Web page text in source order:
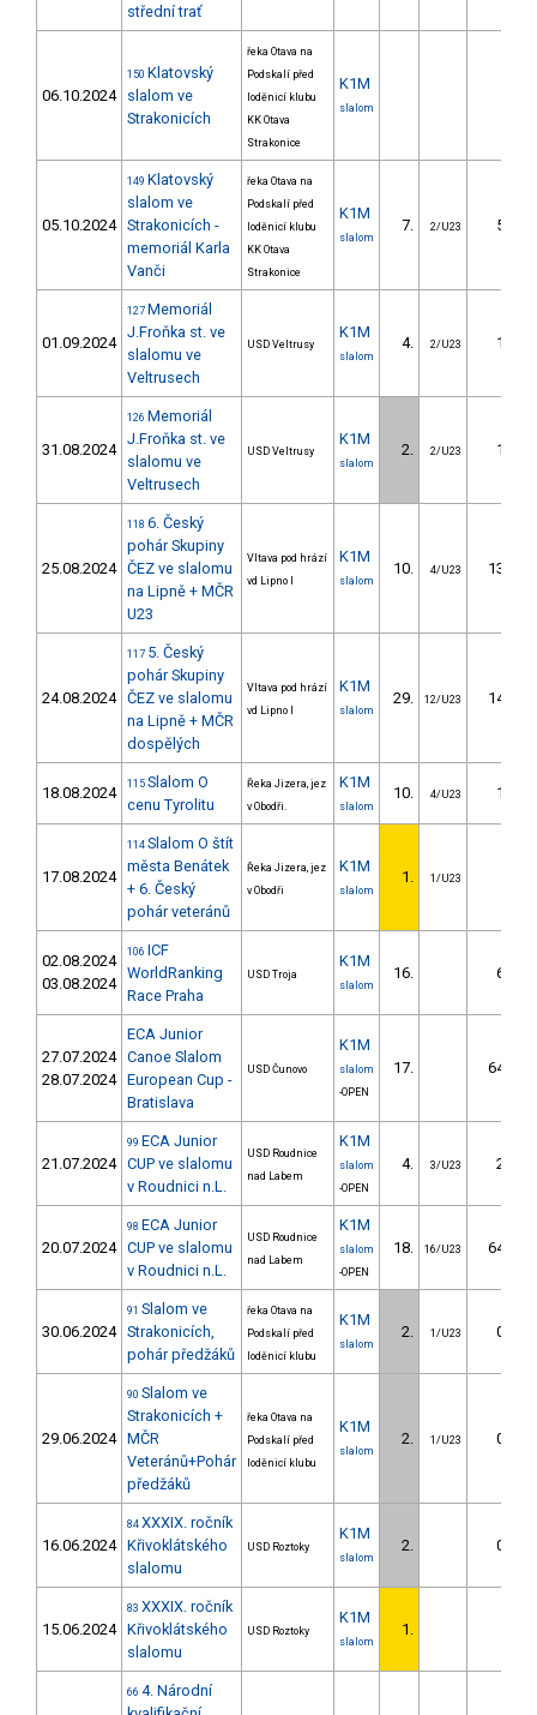
střední trať
06.10.2024
150 Klatovský
slalom ve
Strakonicích
řeka Otava na
Podskalí před
loděnicí klubu
KK Otava
Strakonice
K1M
slalom
05.10.2024
149 Klatovský
slalom ve
Strakonicích -
memoriál Karla
Vanči
řeka Otava na
Podskalí před
loděnicí klubu
KK Otava
Strakonice
K1M
slalom
7. 2/U23 5.06
01.09.2024
127 Memoriál
J.Froňka st. ve
slalomu ve
Veltrusech
USD Veltrusy
K1M
slalom
4. 2/U23 1.66
31.08.2024
126 Memoriál
J.Froňka st. ve
slalomu ve
Veltrusech
USD Veltrusy
K1M
slalom
2. 2/U23 1.00
25.08.2024
118 6. Český
pohár Skupiny
ČEZ ve slalomu
na Lipně + MČR
U23
Vltava pod hrází
vd Lipno I
K1M
slalom
10. 4/U23 13.61
24.08.2024
117 5. Český
pohár Skupiny
ČEZ ve slalomu
na Lipně + MČR
dospělých
Vltava pod hrází
vd Lipno I
K1M
slalom
29. 12/U23 14.39
18.08.2024 115 Slalom O
cenu Tyrolitu
Řeka Jizera, jez
v Obodři.
K1M
slalom
10. 4/U23 1.76
17.08.2024
114 Slalom O štít
města Benátek
+ 6. Český
pohár veteránů
Řeka Jizera, jez
v Obodři
K1M
slalom
1. 1/U23
02.08.2024
03.08.2024
106 ICF
WorldRanking
Race Praha
USD Troja
K1M
slalom
16. 6.64
27.07.2024
28.07.2024
ECA Junior
Canoe Slalom
European Cup -
Bratislava
USD Čunovo
K1M
slalom
-OPEN
17. 64.15
21.07.2024
99 ECA Junior
CUP ve slalomu
v Roudnici n.L.
USD Roudnice
nad Labem
K1M
slalom
-OPEN
4. 3/U23 2.07
20.07.2024
98 ECA Junior
CUP ve slalomu
v Roudnici n.L.
USD Roudnice
nad Labem
K1M
slalom
-OPEN
18. 16/U23 64.46
30.06.2024
91 Slalom ve
Strakonicích,
pohár předžáků
řeka Otava na
Podskalí před
loděnicí klubu
K1M
slalom
2. 1/U23 0.46
29.06.2024
90 Slalom ve
Strakonicích +
MČR
Veteránů+Pohár
předžáků
řeka Otava na
Podskalí před
loděnicí klubu
K1M
slalom
2. 1/U23 0.88
16.06.2024
84 XXXIX. ročník
Křivoklátského
slalomu
USD Roztoky
K1M
slalom
2. 0.28
15.06.2024
83 XXXIX. ročník
Křivoklátského
slalomu
USD Roztoky
K1M
slalom
1.
66 4. Národní